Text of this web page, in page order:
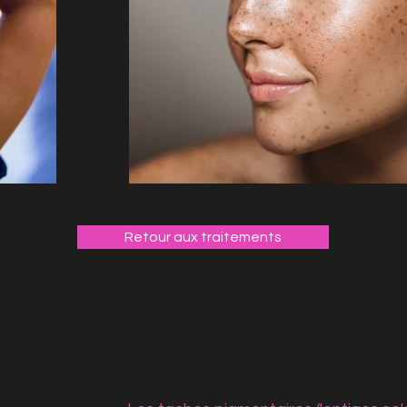
Retour aux traitements